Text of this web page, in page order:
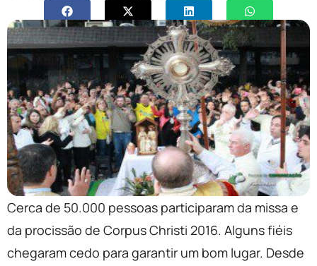
Cerca de 50.000 pessoas participaram da missa e
da procissão de Corpus Christi 2016. Alguns fiéis
chegaram cedo para garantir um bom lugar. Desde